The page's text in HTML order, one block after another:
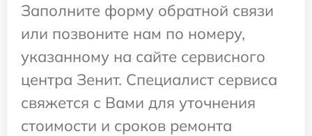
Заполните форму обратной связи
или позвоните нам по номеру,
указанному на сайте сервисного
центра Зенит. Специалист сервиса
свяжется с Вами для уточнения
стоимости и сроков ремонта